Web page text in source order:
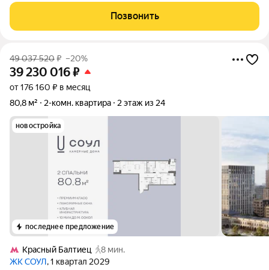
мин, м. Войковская - 12-14 мин. Отличная транспортная
развязка позволяет выехать на
Позвонить
49 037 520₽ –20%
39 230 016₽
от 176 160 ₽ в месяц
80,8 м²
2-комн. квартира 2 этаж из 24
новостройка
последнее предложение
Красный Балтиец
8 мин.
ЖК СОУЛ, 1 квартал 2029